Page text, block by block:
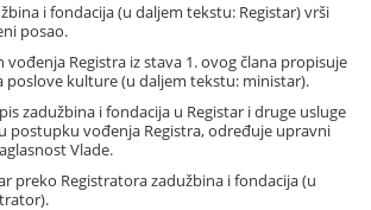
i fondacija (u daljem tekstu: Registar) vrši
posao.
vođenja Registra iz stava 1. ovog člana propisuje
poslove kulture (u daljem tekstu: ministar).
zadužbina i fondacija u Registar i druge usluge
postupku vođenja Registra, određuje upravni
Vlade.
preko Registratora zadužbina i fondacija (u